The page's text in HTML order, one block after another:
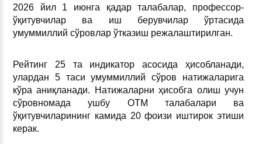
2026 йил 1 июнга қадар талабалар, профессор-
ўқитувчилар ва иш берувчилар ўртасида
умуммиллий сўровлар ўтказиш режалаштирилган.
Рейтинг 25 та индикатор асосида ҳисобланади,
улардан 5 таси умуммиллий сўров натижаларига
кўра аниқланади. Натижаларни ҳисобга олиш учун
сўровномада ушбу ОТМ талабалари ва
ўқитувчиларининг камида 20 фоизи иштирок этиши
керак.